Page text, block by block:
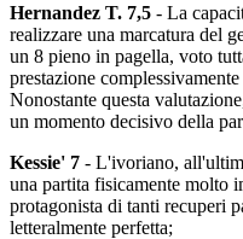
Hernandez T. 7,5 - La
realizzare una marcatura del
un 8 pieno in pagella, voto
prestazione
Nonostante questa
un momento decisivo della
Kessie' 7 - L'ivoriano,
una partita fisicamente molto
protagonista di tanti recuperi
letteralmente perfetta;